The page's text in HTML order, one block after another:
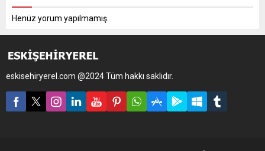
Henüz yorum yapılmamış.
eskisehiryerel.com @2024 Tüm hakkı saklıdır.